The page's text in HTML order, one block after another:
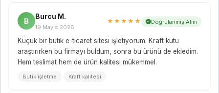
B
Burcu M.
19 Mayıs 2026
★★★★★ Doğrulanmış Alım
Küçük bir butik e-ticaret sitesi işletiyorum. Kraft kutu
araştırırken bu firmayı buldum, sonra bu ürünü de ekledim.
Hem teslimat hem de ürün kalitesi mükemmel.
Butik işletme Kraft kalitesi